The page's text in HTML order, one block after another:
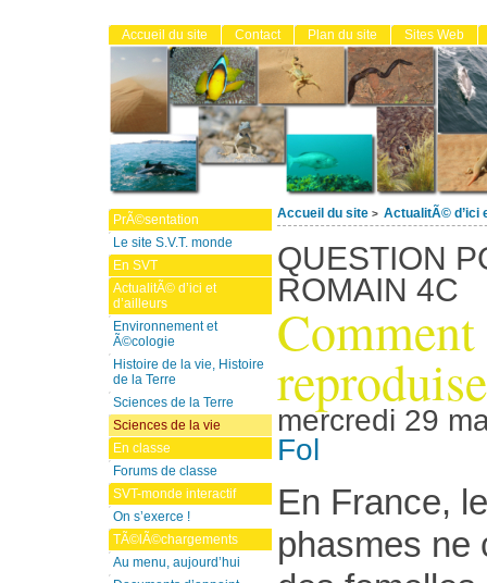
Accueil du site > ActualitÃ© d’ici
QUESTION
ROMAIN 4C
Comment
mercredi 29
Fol
En France,
phasmes ne
Accueil du site Contact Plan du site Sites Web
PrÃ©sentation
Le site S.V.T. monde
En SVT
ActualitÃ© d’ici et
d’ailleurs
Environnement et
Ã©cologie
Histoire de la vie, Histoire
de la Terre
Sciences de la Terre
Sciences de la vie
En classe
Forums de classe
SVT-monde interactif
On s’exerce !
TÃ©lÃ©chargements
Au menu, aujourd’hui